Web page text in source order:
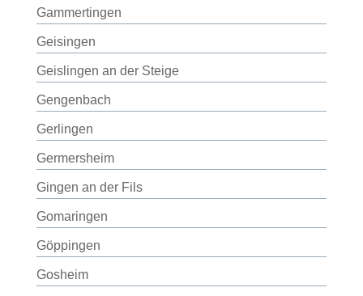
Gammertingen
Geisingen
Geislingen an der Steige
Gengenbach
Gerlingen
Germersheim
Gingen an der Fils
Gomaringen
Göppingen
Gosheim